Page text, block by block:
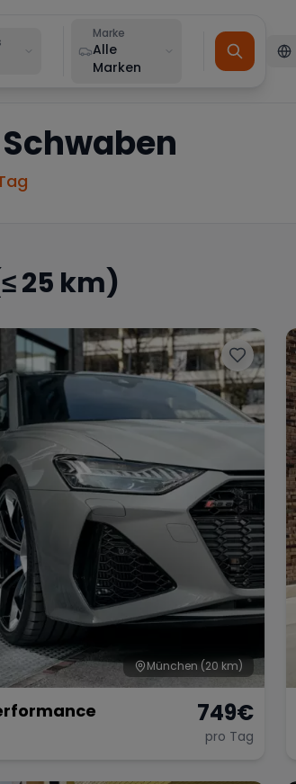
Marke
Alle
Marken
25 km)
München(20 km)
749€
pro Tag